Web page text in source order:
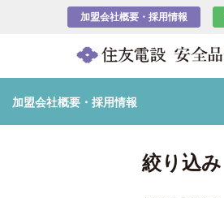
加盟会社概要・採用情報
加盟会社概要・採用情報
絞り込み